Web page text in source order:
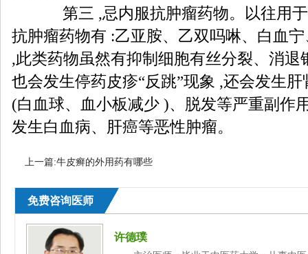
第三 ,忌内服抗肿瘤药物。以往用于
抗肿瘤药物有 :乙亚胺、乙双吗啉、白血
,此类药物虽然有抑制细胞有丝分裂、消退
也会发生停药皮疹“反跳”现象 ,还会发生
(白血球、血小板减少 )、脱发等严重副作
发生白血病、肝癌等恶性肿瘤。
上一篇:牛皮癣的外用药有哪些
免费咨询医师
许德璞